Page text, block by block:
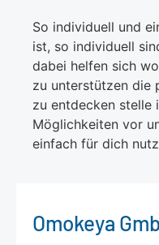
So individuell und
ist, so individuell
dabei helfen sich
zu unterstützen die
zu entdecken stelle
Möglichkeiten vor
einfach für dich
Omokeya